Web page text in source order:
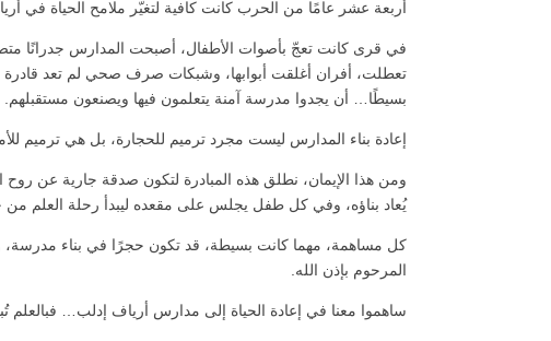
أربعة عشر عامًا من الحرب كانت كافية لتغيّر ملامح الحياة في
في قرى كانت تعجّ بأصوات الأطفال، أصبحت المدارس جدرانًا
تعطلت، أفران أغلقت أبوابها، وشبكات صرف صحي لم تعد
بسيطًا… أن يجدوا مدرسة آمنة يتعلمون فيها ويصنعون مستقبلهم.
إعادة بناء المدارس ليست مجرد ترميم للحجارة، بل هي ترميم
ومن هذا الإيمان، نطلق هذه المبادرة لتكون صدقة جارية عن
يُعاد بناؤه، وفي كل طفل يجلس على مقعده ليبدأ رحلة العلم من
كل مساهمة، مهما كانت بسيطة، قد تكون حجرًا في بناء
المرحوم بإذن الله.
ساهموا معنا في إعادة الحياة إلى مدارس أرياف إدلب… فبالعلم